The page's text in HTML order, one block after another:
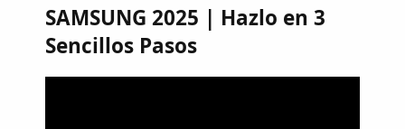
SAMSUNG 2025 | Hazlo en 3
Sencillos Pasos